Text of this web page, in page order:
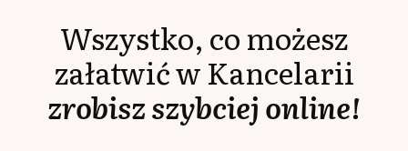
Wszystko, co możesz
załatwić w Kancelarii
zrobisz szybciej online!